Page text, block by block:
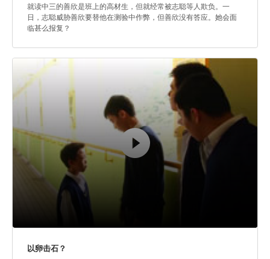
就读中三的善欣是班上的高材生，但就经常被志聪等人欺负。一
日，志聪威胁善欣要替他在测验中作弊，但善欣没有答应。她会面
临甚么报复？
以卵击石？